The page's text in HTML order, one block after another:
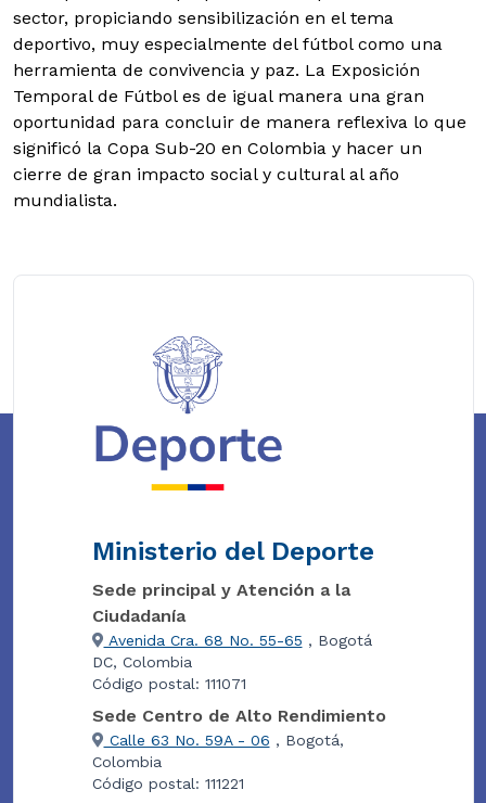
sector, propiciando sensibilización en el tema
deportivo, muy especialmente del fútbol como una
herramienta de convivencia y paz. La Exposición
Temporal de Fútbol es de igual manera una gran
oportunidad para concluir de manera reflexiva lo que
significó la Copa Sub-20 en Colombia y hacer un
cierre de gran impacto social y cultural al año
mundialista.
Ministerio del Deporte
Sede principal y Atención a la
Ciudadanía
Avenida Cra. 68 No. 55-65 , Bogotá
DC, Colombia
Código postal: 111071
Sede Centro de Alto Rendimiento
Calle 63 No. 59A - 06 , Bogotá,
Colombia
Código postal: 111221